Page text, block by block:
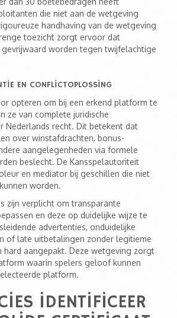
die niet aan de wetgeving
handhaving van de wetgeving
toezicht zorgt ervoor dat
worden tegen twijfelachtige
EN CONFLICTOPLOSSING
opteren om bij een erkend platform te
ze van complete juridische
Nederlands recht. Dit betekent dat
over winstafdrachten, bonus-
aangelegenheden via formele
beslecht. De Kansspelautoriteit
en mediator bij geschillen die niet
worden.
zijn verplicht om transparante
en deze op duidelijke wijze te
advertenties, onduidelijke
of late uitbetalingen zonder legitieme
hard aangepakt. Deze wetgeving zorgt
waarin spelers geloof kunnen
platform.
IDENTIFICEER